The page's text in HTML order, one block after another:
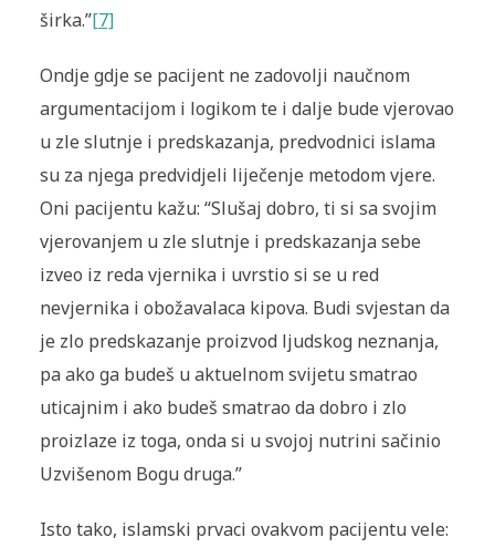
širka.”[7]
Ondje gdje se pacijent ne zadovolji naučnom
argumentacijom i logikom te i dalje bude vjerovao
u zle slutnje i predskazanja, predvodnici islama
su za njega predvidjeli liječenje metodom vjere.
Oni pacijentu kažu: “Slušaj dobro, ti si sa svojim
vjerovanjem u zle slutnje i predskazanja sebe
izveo iz reda vjernika i uvrstio si se u red
nevjernika i obožavalaca kipova. Budi svjestan da
je zlo predskazanje proizvod ljudskog neznanja,
pa ako ga budeš u aktuelnom svijetu smatrao
uticajnim i ako budeš smatrao da dobro i zlo
proizlaze iz toga, onda si u svojoj nutrini sačinio
Uzvišenom Bogu druga.”
Isto tako, islamski prvaci ovakvom pacijentu vele: